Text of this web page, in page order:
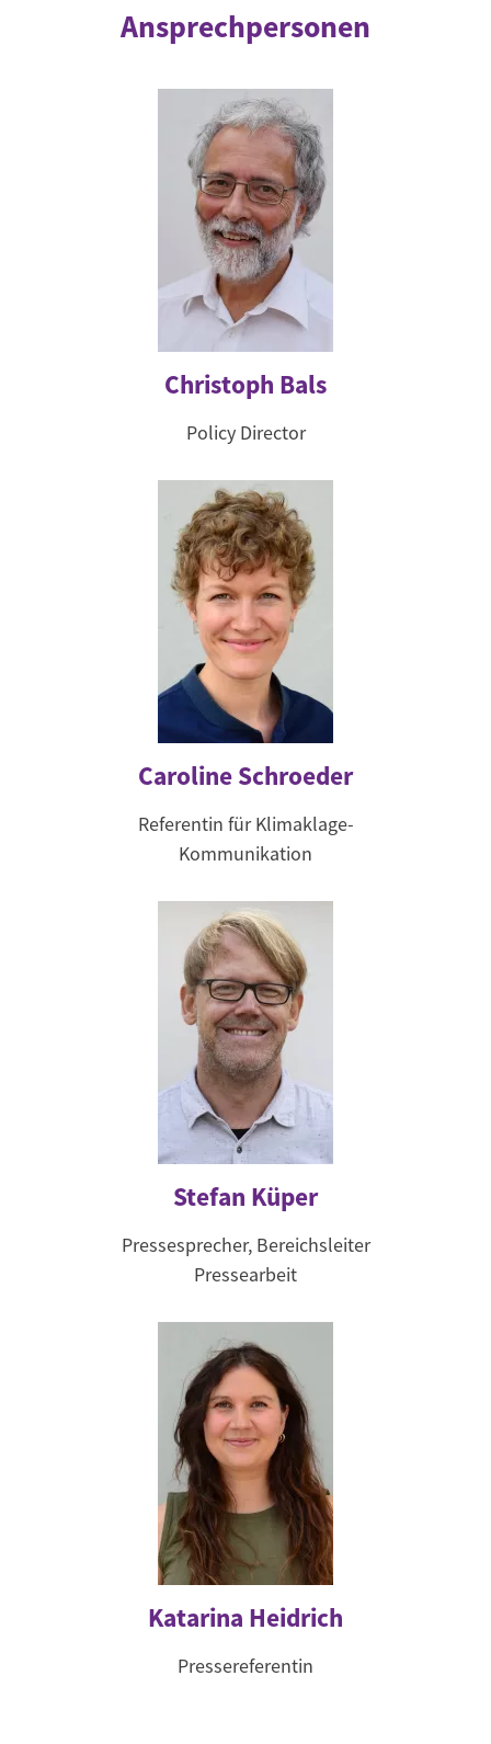
Ansprechpersonen
Christoph Bals
Policy Director
Caroline Schroeder
Referentin für Klimaklage-
Kommunikation
Stefan Küper
Pressesprecher, Bereichsleiter
Pressearbeit
Katarina Heidrich
Pressereferentin